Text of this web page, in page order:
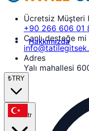
Hakkımızda
₺TRY
tr
Ücretsiz Müşteri
+90 266 606 01
Canlı desteğe mi
Adres
Yalı mahallesi